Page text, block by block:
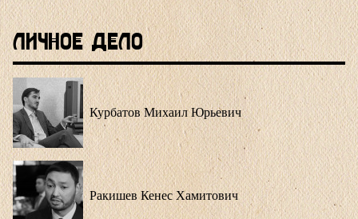
Личное Дело
Курбатов Михаил Юрьевич
Ракишев Кенес Хамитович